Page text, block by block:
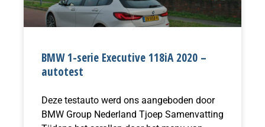
BMW 1-serie Executive 118iA 2020 –
autotest
Deze testauto werd ons aangeboden door
BMW Group Nederland Tjoep Samenvatting